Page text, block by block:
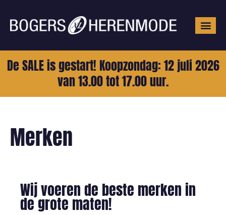
De SALE is gestart! Koopzondag: 12 juli 2026
van 13.00 tot 17.00 uur.
Merken
Wij voeren de beste merken in
de grote maten!